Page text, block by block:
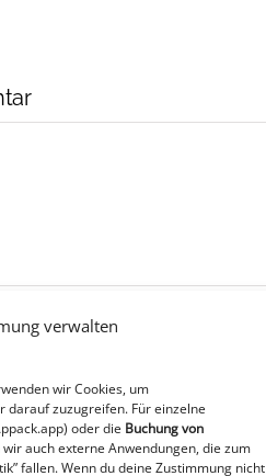
verwalten
wir Cookies, um
zuzugreifen. Für einzelne
oder die Buchung von
auch externe Anwendungen, die zum
fallen. Wenn du deine Zustimmung nicht